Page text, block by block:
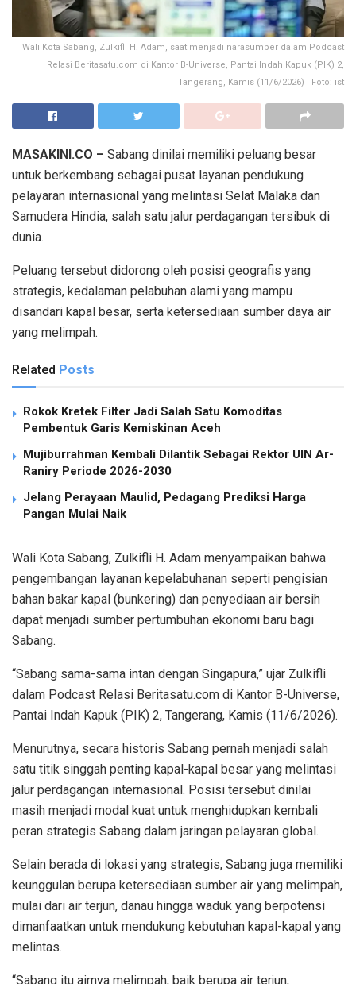
Wali Kota Sabang, Zulkifli H. Adam, saat menjadi narasumber dalam Podcast
Relasi Beritasatu.com di Kantor B-Universe, Pantai Indah Kapuk (PIK) 2,
Tangerang, Kamis (11/6/2026) | Foto: ist
MASAKINI.CO – Sabang dinilai memiliki peluang besar
untuk berkembang sebagai pusat layanan pendukung
pelayaran internasional yang melintasi Selat Malaka dan
Samudera Hindia, salah satu jalur perdagangan tersibuk di
dunia.
Peluang tersebut didorong oleh posisi geografis yang
strategis, kedalaman pelabuhan alami yang mampu
disandari kapal besar, serta ketersediaan sumber daya air
yang melimpah.
Related Posts
Rokok Kretek Filter Jadi Salah Satu Komoditas
Pembentuk Garis Kemiskinan Aceh
Mujiburrahman Kembali Dilantik Sebagai Rektor UIN Ar-
Raniry Periode 2026-2030
Jelang Perayaan Maulid, Pedagang Prediksi Harga
Pangan Mulai Naik
Wali Kota Sabang, Zulkifli H. Adam menyampaikan bahwa
pengembangan layanan kepelabuhanan seperti pengisian
bahan bakar kapal (bunkering) dan penyediaan air bersih
dapat menjadi sumber pertumbuhan ekonomi baru bagi
Sabang.
“Sabang sama-sama intan dengan Singapura,” ujar Zulkifli
dalam Podcast Relasi Beritasatu.com di Kantor B-Universe,
Pantai Indah Kapuk (PIK) 2, Tangerang, Kamis (11/6/2026).
Menurutnya, secara historis Sabang pernah menjadi salah
satu titik singgah penting kapal-kapal besar yang melintasi
jalur perdagangan internasional. Posisi tersebut dinilai
masih menjadi modal kuat untuk menghidupkan kembali
peran strategis Sabang dalam jaringan pelayaran global.
Selain berada di lokasi yang strategis, Sabang juga memiliki
keunggulan berupa ketersediaan sumber air yang melimpah,
mulai dari air terjun, danau hingga waduk yang berpotensi
dimanfaatkan untuk mendukung kebutuhan kapal-kapal yang
melintas.
“Sabang itu airnya melimpah, baik berupa air terjun,